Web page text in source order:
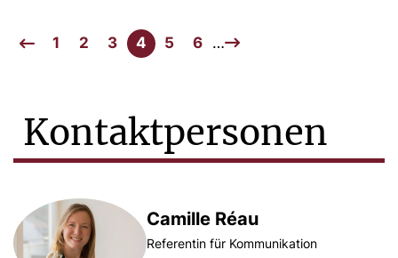
1 2 3 4 5 6 …
Kontaktpersonen
Camille Réau
Referentin für Kommunikation